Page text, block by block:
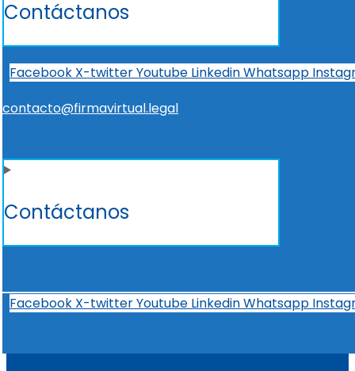
Contáctanos
Facebook X-twitterYoutube LinkedinWhatsapp
contacto@firmavirtual.legal
Contáctanos
Facebook X-twitterYoutube LinkedinWhatsapp